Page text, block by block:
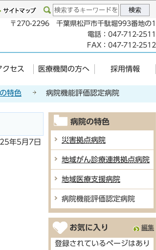
〒270-2296 千葉県松戸市千駄堀993番地の1
電話：047-712-2511
FAX：047-712-2512
クセス 医療機関の方へ 採用情報
特色 病院機能評価認定病院
年5月7日
病院の特色
災害拠点病院
地域がん診療連携拠点病院
地域医療支援病院
病院機能評価認定病院
お気に入り 編集
登録されているページはあり